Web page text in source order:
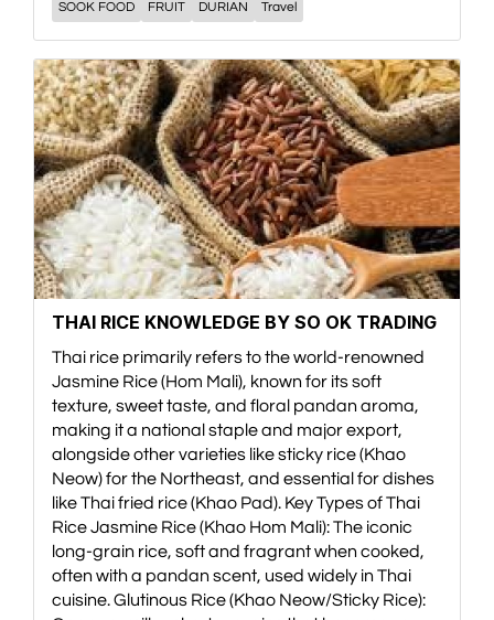
SOOK FOOD FRUIT DURIAN Travel
THAI RICE KNOWLEDGE BY SO OK TRADING
Thai rice primarily refers to the world-renowned
Jasmine Rice (Hom Mali), known for its soft
texture, sweet taste, and floral pandan aroma,
making it a national staple and major export,
alongside other varieties like sticky rice (Khao
Neow) for the Northeast, and essential for dishes
like Thai fried rice (Khao Pad). Key Types of Thai
Rice Jasmine Rice (Khao Hom Mali): The iconic
long-grain rice, soft and fragrant when cooked,
often with a pandan scent, used widely in Thai
cuisine. Glutinous Rice (Khao Neow/Sticky Rice):